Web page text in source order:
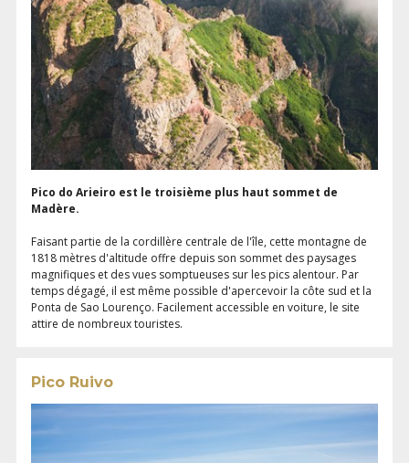
Pico do Arieiro est le troisième plus haut sommet de
Madère.
Faisant partie de la cordillère centrale de l'île, cette montagne de
1818 mètres d'altitude offre depuis son sommet des paysages
magnifiques et des vues somptueuses sur les pics alentour. Par
temps dégagé, il est même possible d'apercevoir la côte sud et la
Ponta de Sao Lourenço. Facilement accessible en voiture, le site
attire de nombreux touristes.
Pico Ruivo